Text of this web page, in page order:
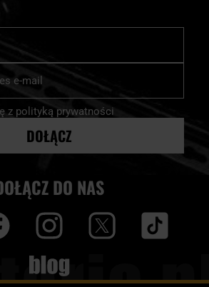
z polityką prywatności
DOŁĄCZ
DO NAS
Blog